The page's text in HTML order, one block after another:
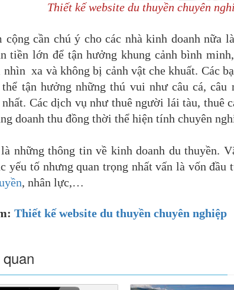
Thiết kế website du thuyền chuyên
cộng cần chú ý cho các nhà kinh doanh nữa
tiền lớn để tận hưởng khung cảnh bình
nhìn xa và không bị cảnh vật che khuất. Các
thể tận hưởng những thú vui như câu cá,
Các dịch vụ như thuê người lái tàu, thuê
doanh thu đồng thời thể hiện tính chuyên
những thông tin về kinh doanh du thuyền.
yếu tố nhưng quan trọng nhất vấn là vốn
, nhân lực,…
Thiết kế website du thuyền chuyên nghiệp